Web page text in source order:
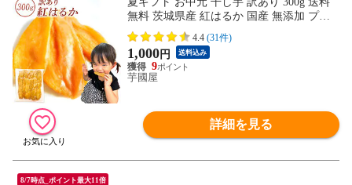
無料 茨城県産 紅はるか 国産 無添加 プレ
ゼント さつまいも 和菓子 ギフト N300
4.4 (31件)
1,000円 送料込み
9
芋國屋
詳細を見る
8/7時点_ポイント最大11倍